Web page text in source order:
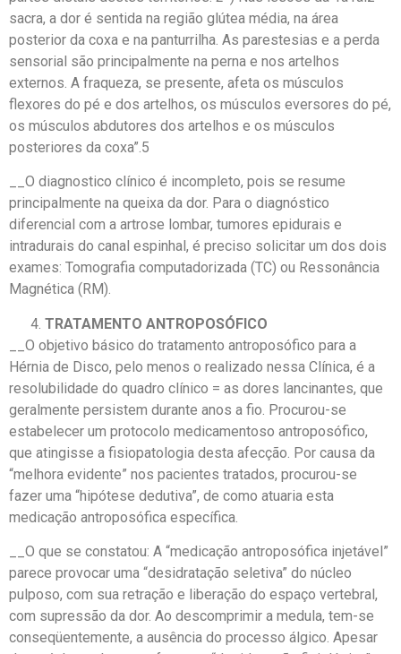
sacra, a dor é sentida na região glútea média, na área
posterior da coxa e na panturrilha. As parestesias e a perda
sensorial são principalmente na perna e nos artelhos
externos. A fraqueza, se presente, afeta os músculos
flexores do pé e dos artelhos, os músculos eversores do pé,
os músculos abdutores dos artelhos e os músculos
posteriores da coxa”.5
__O diagnostico clínico é incompleto, pois se resume
principalmente na queixa da dor. Para o diagnóstico
diferencial com a artrose lombar, tumores epidurais e
intradurais do canal espinhal, é preciso solicitar um dos dois
exames: Tomografia computadorizada (TC) ou Ressonância
Magnética (RM).
TRATAMENTO ANTROPOSÓFICO
__O objetivo básico do tratamento antroposófico para a
Hérnia de Disco, pelo menos o realizado nessa Clínica, é a
resolubilidade do quadro clínico = as dores lancinantes, que
geralmente persistem durante anos a fio. Procurou-se
estabelecer um protocolo medicamentoso antroposófico,
que atingisse a fisiopatologia desta afecção. Por causa da
“melhora evidente” nos pacientes tratados, procurou-se
fazer uma “hipótese dedutiva”, de como atuaria esta
medicação antroposófica específica.
__O que se constatou: A “medicação antroposófica injetável”
parece provocar uma “desidratação seletiva” do núcleo
pulposo, com sua retração e liberação do espaço vertebral,
com supressão da dor. Ao descomprimir a medula, tem-se
conseqüentemente, a ausência do processo álgico. Apesar